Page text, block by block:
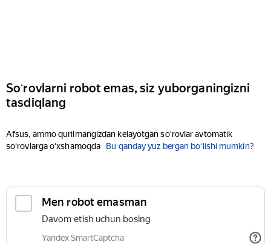
Soʻrovlarni robot emas, siz yuborganingizni
tasdiqlang
Afsus, ammo qurilmangizdan kelayotgan soʻrovlar avtomatik
soʻrovlarga oʻxshamoqda
Bu qanday yuz bergan boʻlishi mumkin?
Men robot emasman
Davom etish uchun bosing
Yandex SmartCaptcha